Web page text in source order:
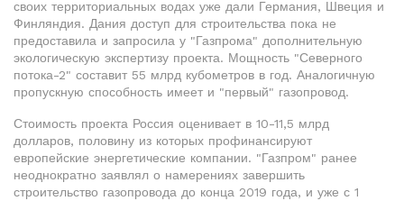
своих территориальных водах уже дали Германия, Швеция и
Финляндия. Дания доступ для строительства пока не
предоставила и запросила у "Газпрома" дополнительную
экологическую экспертизу проекта. Мощность "Северного
потока-2" составит 55 млрд кубометров в год. Аналогичную
пропускную способность имеет и "первый" газопровод.
Стоимость проекта Россия оценивает в 10-11,5 млрд
долларов, половину из которых профинансируют
европейские энергетические компании. "Газпром" ранее
неоднократно заявлял о намерениях завершить
строительство газопровода до конца 2019 года, и уже с 1